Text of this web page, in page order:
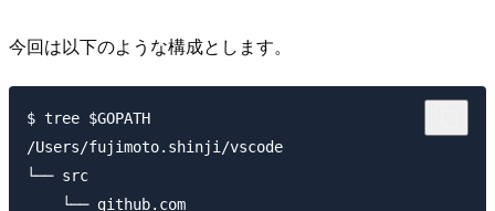
今回は以下のような構成とします。
$ tree $GOPATH
/Users/fujimoto.shinji/vscode
└── src
    └── github.com